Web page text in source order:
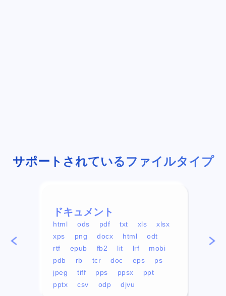
サポートされているファイルタイプ
ドキュメント
html ods pdf txt xls
xlsx
xps
png docx html
odt
rtf
epub fb2 lit lrf
mobi
pdb
rb tcr doc eps
ps
jpeg
tiff pps ppsx
ppt
pptx
csv odp djvu
mp4